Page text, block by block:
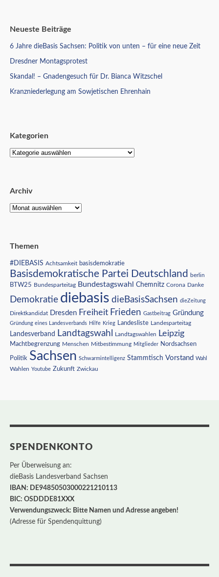
Neueste Beiträge
6 Jahre dieBasis Sachsen: Politik von unten – für eine neue Zeit
Dresdner Montagsprotest
Skandal! – Gnadengesuch für Dr. Bianca Witzschel
Kranzniederlegung am Sowjetischen Ehrenhain
Kategorien
Archiv
Themen
#DIEBASIS Achtsamkeit basisdemokratie
Basisdemokratische Partei Deutschland berlin
BTW25 Bundesparteitag Bundestagswahl Chemnitz Corona Danke
Demokratie diebasis dieBasisSachsen dieZeitung
Direktkandidat Dresden Freiheit Frieden Gastbeitrag Gründung
Gründung eines Landesverbands Hilfe Krieg Landesliste Landesparteitag
Landesverband Landtagswahl Landtagswahlen Leipzig
Machtbegrenzung Menschen Mitbestimmung Mitglieder Nordsachsen
Politik Sachsen Schwarmintelligenz Stammtisch Vorstand Wahl
Wahlen Youtube Zukunft Zwickau
SPENDENKONTO
Per Überweisung an:
dieBasis Landesverband Sachsen
IBAN: DE94850503000221210113
BIC: OSDDDE81XXX
Verwendungszweck: Bitte Namen und Adresse angeben!
(Adresse für Spendenquittung)